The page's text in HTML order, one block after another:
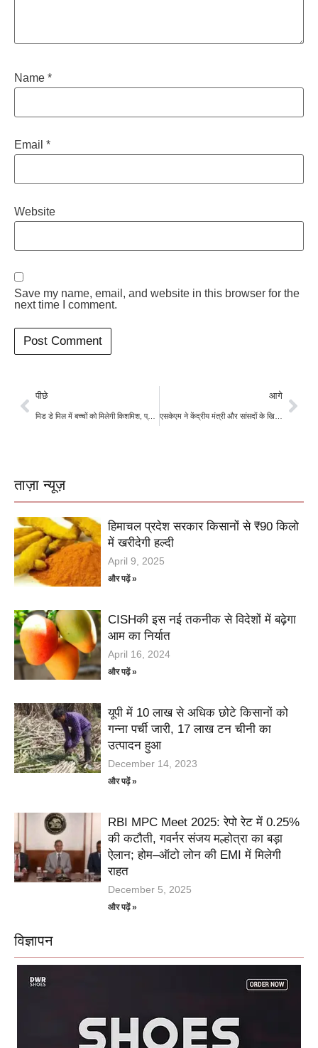
Name *
Email *
Website
Save my name, email, and website in this browser for the
next time I comment.
पीछे
मिड डे मिल में बच्चों को मिलेगी किशमिश, प्राथमिक शिक्षा विभाग निदेशालय जारी किया आदेश
आगे
एसकेएम ने केंद्रीय मंत्री और सांसदों के खिलाफ बनाई रणनीति, केन्द्र सरकार को घेरने का किया ऐलान
ताज़ा न्यूज़
हिमाचल प्रदेश सरकार किसानों से ₹90 किलो
में खरीदेगी हल्दी
April 9, 2025
और पढ़ें »
CISHकी इस नई तकनीक से विदेशों में बढ़ेगा
आम का निर्यात
April 16, 2024
और पढ़ें »
यूपी में 10 लाख से अधिक छोटे किसानों को
गन्ना पर्ची जारी, 17 लाख टन चीनी का
उत्पादन हुआ
December 14, 2023
और पढ़ें »
RBI MPC Meet 2025: रेपो रेट में 0.25%
की कटौती, गवर्नर संजय मल्होत्रा का बड़ा
ऐलान; होम–ऑटो लोन की EMI में मिलेगी
राहत
December 5, 2025
और पढ़ें »
विज्ञापन